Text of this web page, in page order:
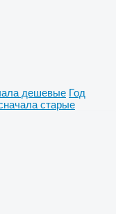
дешевые Год
старые